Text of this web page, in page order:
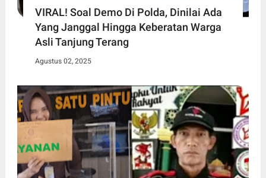
VIRAL! Soal Demo Di Polda, Dinilai Ada
Yang Janggal Hingga Keberatan Warga
Asli Tanjung Terang
Agustus 02, 2025